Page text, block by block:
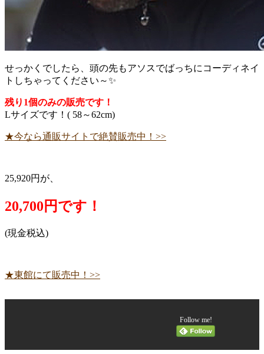
せっかくでしたら、頭の先もアソスでばっちにコーディネイ
トしちゃってください～✨
残り1個のみの販売です！
Lサイズです！( 58～62cm)
★今なら通販サイトで絶賛販売中！>>
25,920円が、
20,700円です！
(現金税込)
★東館にて販売中！>>
Follow me!